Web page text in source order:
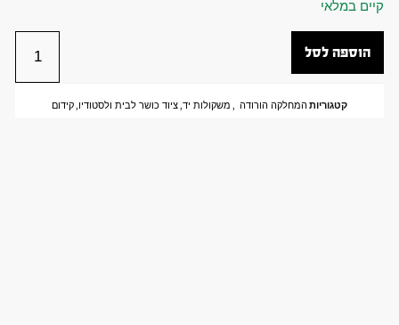
קיים במלאי
הוספה לסל
קטגוריותהמחלקה הורודה , משקולות יד,ציוד כושר לבית ולסטודיו,קידום